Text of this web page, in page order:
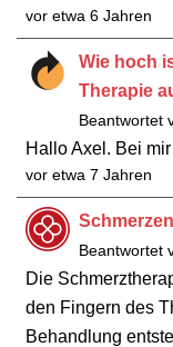
vor etwa 6 Jahren
Wie hoch
Therapie
Beantwortet
Hallo Axel. Bei
vor etwa 7 Jahren
Beantwortet
Die
den Fingern des
Behandlung